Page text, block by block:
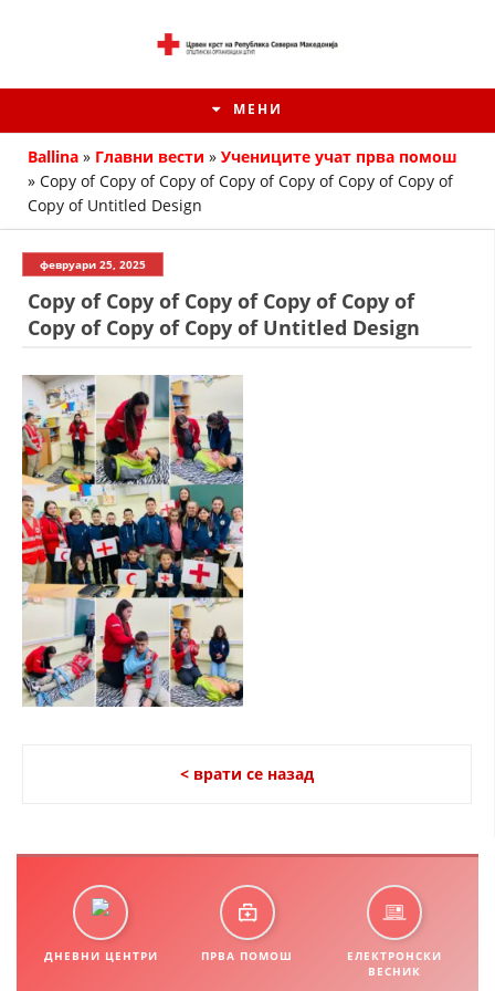
МЕНИ
ИСТОРИЈАТ НА ЦКРМ
ИСТОРИЈАТ НА ДВИЖЕЊЕТО
СТРУКТУРА НА ОРГАНИЗАЦИЈАТА
КОНТАКТ ИНФОРМАЦИИ
ЧЛЕНСТВО ВО ПРОФЕСИОНАЛНИ ТЕЛА
ЗАКОН ЗА ЦКРМ
ОРГАНИЗАЦИЈА И РАЗВОЈ
РАКОВОДЕН ОДБОР
СОБРАНИЕ
СТРУКТУРА И ОРГАНИЗАЦИОНА ПОСТАВЕНОСТ
Ballina » Главни вести » Учениците учат прва помош
» Copy of Copy of Copy of Copy of Copy of Copy of Copy of
Copy of Untitled Design
февруари 25, 2025
Copy of Copy of Copy of Copy of Copy of
Copy of Copy of Copy of Untitled Design
< врати се назад
ДНЕВНИ ЦЕНТРИ ПРВА ПОМОШ
ЕЛЕКТРОНСКИ
ВЕСНИК